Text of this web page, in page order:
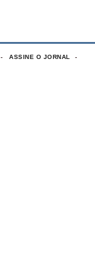
ASSINE O JORNAL